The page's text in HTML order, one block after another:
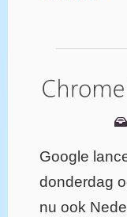
Google
donderdag
nu ook